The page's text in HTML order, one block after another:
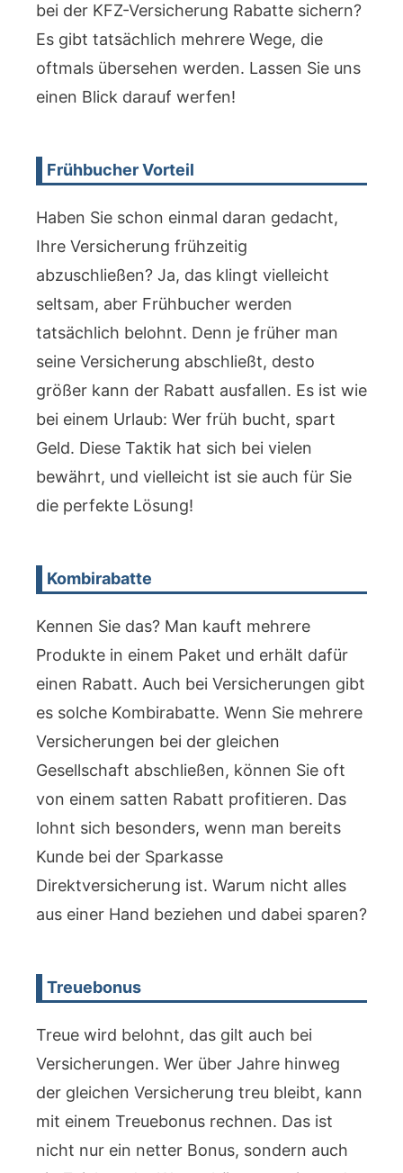
bei der KFZ-Versicherung Rabatte sichern?
Es gibt tatsächlich mehrere Wege, die
oftmals übersehen werden. Lassen Sie uns
einen Blick darauf werfen!
Frühbucher Vorteil
Haben Sie schon einmal daran gedacht,
Ihre Versicherung frühzeitig
abzuschließen? Ja, das klingt vielleicht
seltsam, aber Frühbucher werden
tatsächlich belohnt. Denn je früher man
seine Versicherung abschließt, desto
größer kann der Rabatt ausfallen. Es ist wie
bei einem Urlaub: Wer früh bucht, spart
Geld. Diese Taktik hat sich bei vielen
bewährt, und vielleicht ist sie auch für Sie
die perfekte Lösung!
Kombirabatte
Kennen Sie das? Man kauft mehrere
Produkte in einem Paket und erhält dafür
einen Rabatt. Auch bei Versicherungen gibt
es solche Kombirabatte. Wenn Sie mehrere
Versicherungen bei der gleichen
Gesellschaft abschließen, können Sie oft
von einem satten Rabatt profitieren. Das
lohnt sich besonders, wenn man bereits
Kunde bei der Sparkasse
Direktversicherung ist. Warum nicht alles
aus einer Hand beziehen und dabei sparen?
Treuebonus
Treue wird belohnt, das gilt auch bei
Versicherungen. Wer über Jahre hinweg
der gleichen Versicherung treu bleibt, kann
mit einem Treuebonus rechnen. Das ist
nicht nur ein netter Bonus, sondern auch